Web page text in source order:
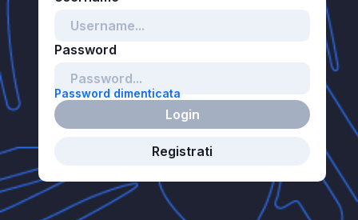
Password dimenticata
Login
Registrati